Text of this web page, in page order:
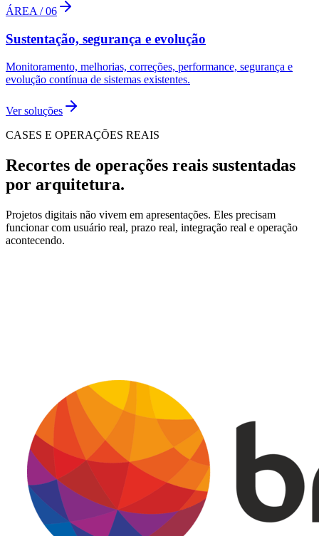
ÁREA /06
Sustentação, segurança e evolução
Monitoramento, melhorias, correções, performance, segurança e
evolução contínua de sistemas existentes.
Ver soluções
CASES E OPERAÇÕES REAIS
Recortes de operações reais sustentadas
por arquitetura.
Projetos digitais não vivem em apresentações. Eles precisam
funcionar com usuário real, prazo real, integração real e operação
acontecendo.